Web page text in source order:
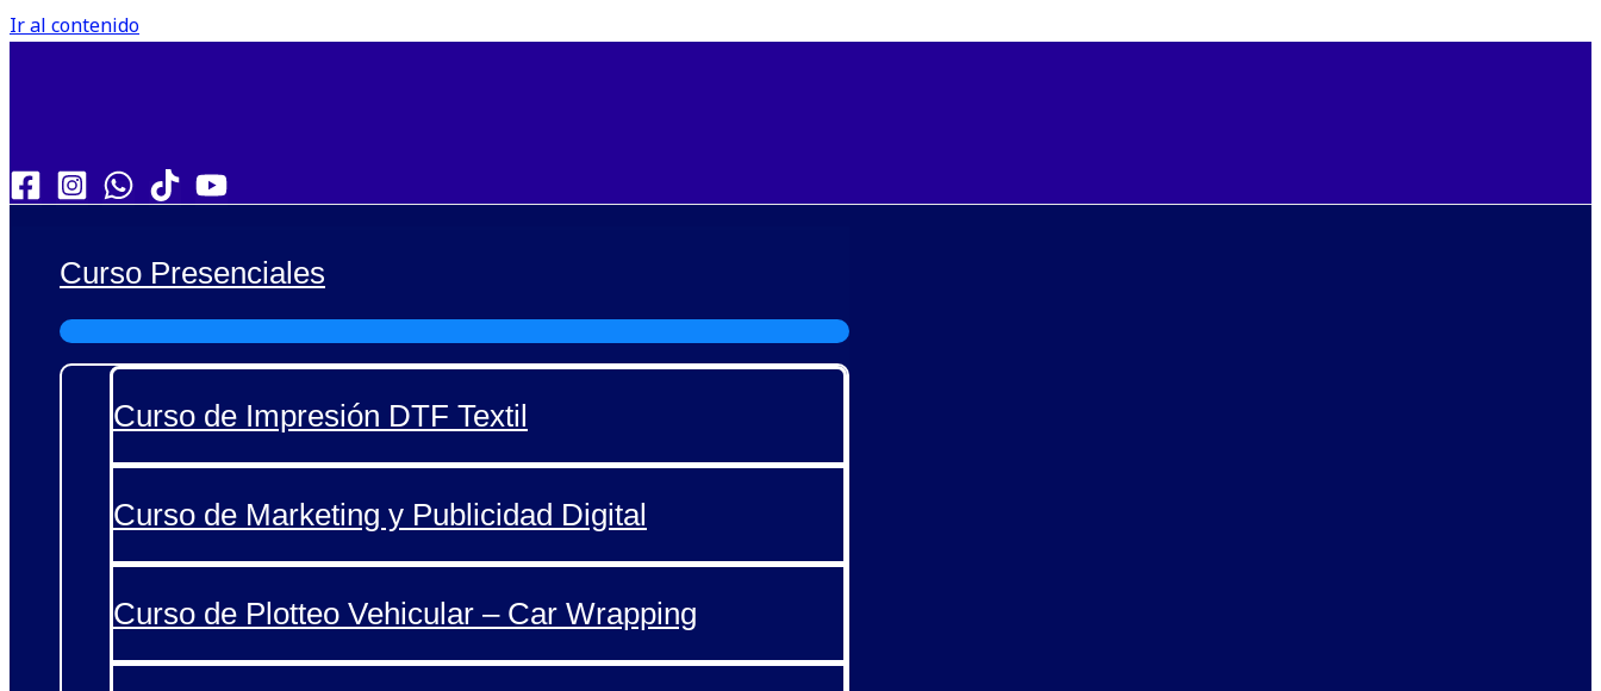
Ir al contenido
Curso Presenciales
Curso de Impresión DTF Textil
Curso de Marketing y Publicidad Digital
Curso de Plotteo Vehicular – Car Wrapping